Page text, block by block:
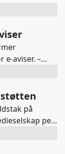
e-aviser. –
for at
lydhøre for
å ivareta de
S. Øgrey
på
per
kronetak
som for